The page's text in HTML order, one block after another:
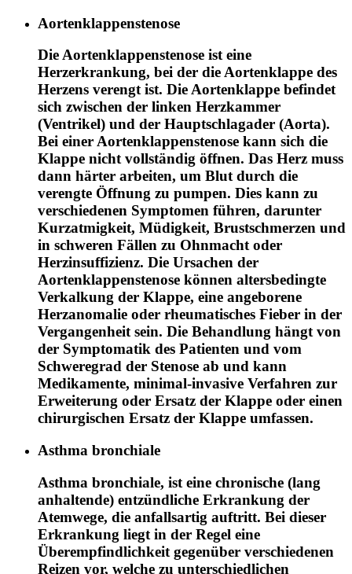
Aortenklappenstenose
Die Aortenklappenstenose ist eine
Herzerkrankung, bei der die Aortenklappe des
Herzens verengt ist. Die Aortenklappe befindet
sich zwischen der linken Herzkammer
(Ventrikel) und der Hauptschlagader (Aorta).
Bei einer Aortenklappenstenose kann sich die
Klappe nicht vollständig öffnen. Das Herz muss
dann härter arbeiten, um Blut durch die
verengte Öffnung zu pumpen. Dies kann zu
verschiedenen Symptomen führen, darunter
Kurzatmigkeit, Müdigkeit, Brustschmerzen und
in schweren Fällen zu Ohnmacht oder
Herzinsuffizienz. Die Ursachen der
Aortenklappenstenose können altersbedingte
Verkalkung der Klappe, eine angeborene
Herzanomalie oder rheumatisches Fieber in der
Vergangenheit sein. Die Behandlung hängt von
der Symptomatik des Patienten und vom
Schweregrad der Stenose ab und kann
Medikamente, minimal-invasive Verfahren zur
Erweiterung oder Ersatz der Klappe oder einen
chirurgischen Ersatz der Klappe umfassen.
Asthma bronchiale
Asthma bronchiale, ist eine chronische (lang
anhaltende) entzündliche Erkrankung der
Atemwege, die anfallsartig auftritt. Bei dieser
Erkrankung liegt in der Regel eine
Überempfindlichkeit gegenüber verschiedenen
Reizen vor, welche zu unterschiedlichen